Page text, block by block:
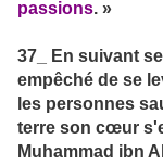
passions. »
37_ En suivant
empêché de se
les personnes
terre son cœur
Muhammad ibn